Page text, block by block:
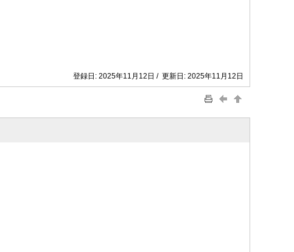
登録日: 2025年11月12日 / 更新日: 2025年11月12日